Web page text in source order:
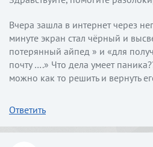
Вчера зашла в интернет через
минуте экран стал чёрный и
потерянный айпед » и «для
почту ….» Что дела умеет
можно как то решить и вернуть
Ответить